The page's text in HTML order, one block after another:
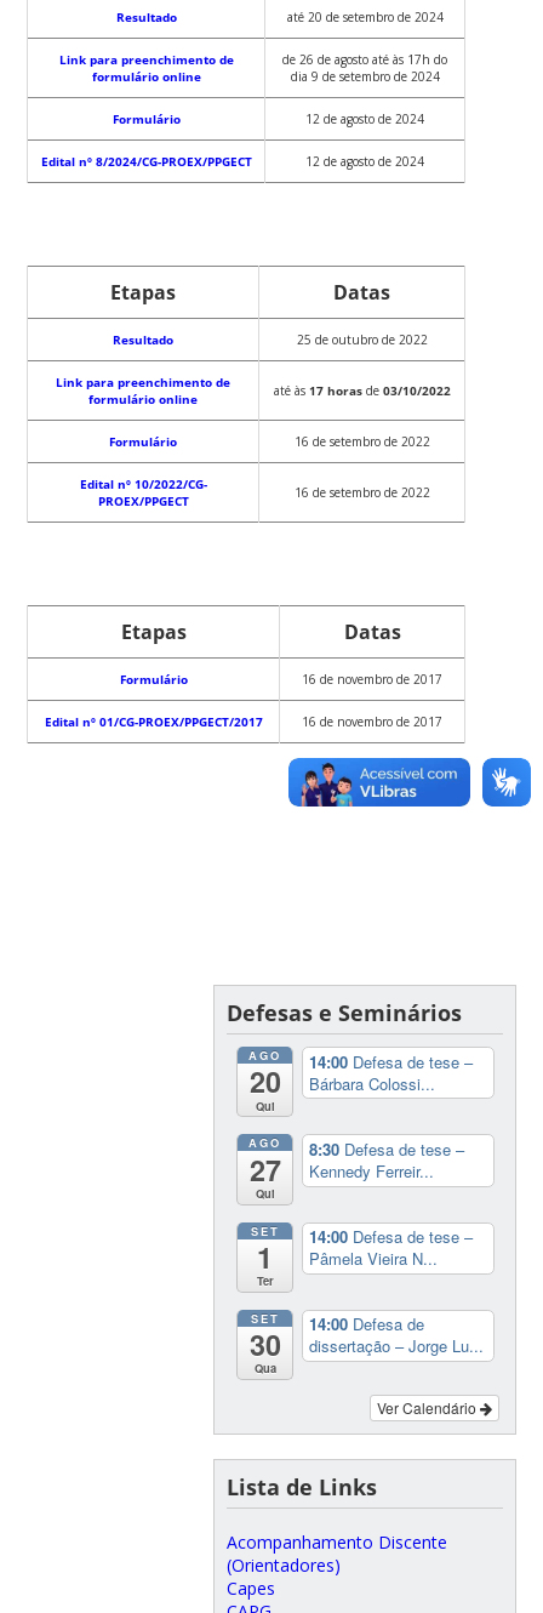
Resultado até 20 de setembro de 2024
Link para preenchimento de
formulário online
de 26 de agosto até às 17h do
dia 9 de setembro de 2024
Formulário 12 de agosto de 2024
Edital nº 8/2024/CG-PROEX/PPGECT 12 de agosto de 2024
Etapas Datas
Resultado 25 de outubro de 2022
Link para preenchimento de
formulário online
até às 17 horasde 03/10/2022
Formulário 16 de setembro de 2022
Edital nº 10/2022/CG-
PROEX/PPGECT
16 de setembro de 2022
Etapas Datas
Formulário 16 de novembro de 2017
Edital nº 01/CG-PROEX/PPGECT/2017 16 de novembro de 2017
Defesas e Seminários
AGO
20
Qui
14:00 Defesa de tese –
Bárbara Colossi...
AGO
27
Qui
8:30 Defesa de tese –
Kennedy Ferreir...
SET
1
Ter
14:00 Defesa de tese –
Pâmela Vieira N...
SET
30
Qua
14:00 Defesa de
dissertação – Jorge Lu...
Ver Calendário
Lista de Links
Acompanhamento Discente
(Orientadores)
Capes